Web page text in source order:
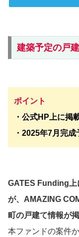
建築予定の戸
ポイント
・公式HP上に掲
・2025年7月完成
GATES Funding上
が、AMAZING
町の戸建て情報が
本ファンドの案件